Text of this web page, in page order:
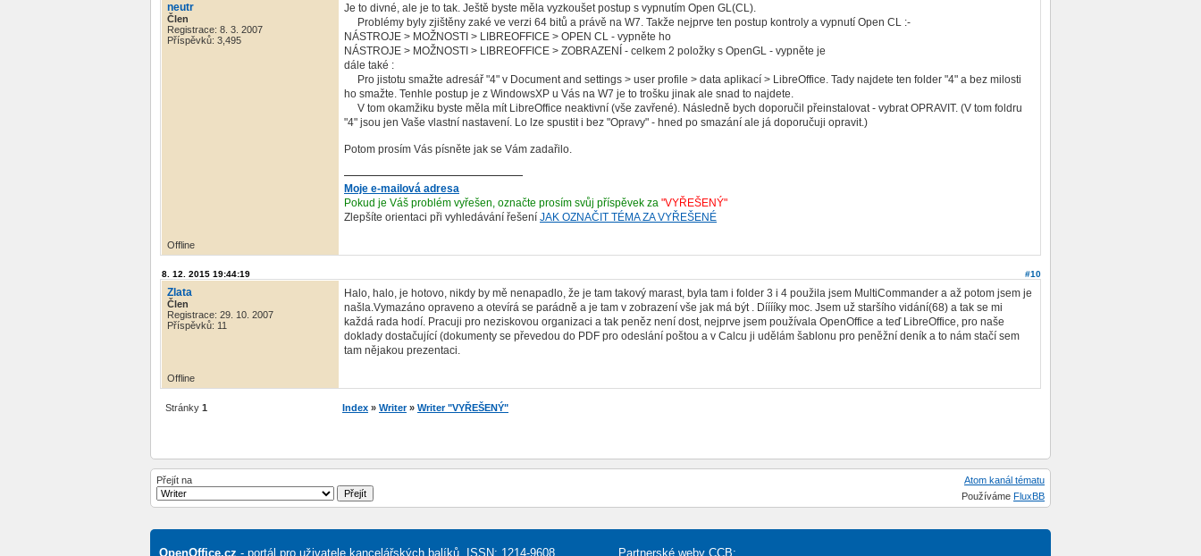
neutr
Člen
Registrace: 8. 3. 2007
Příspěvků: 3,495
Je to divné, ale je to tak. Ještě byste měla vyzkoušet postup s vypnutím Open GL(CL).
Problémy byly zjištěny zaké ve verzi 64 bitů a právě na W7. Takže nejprve ten postup kontroly a vypnutí Open CL :-
NÁSTROJE > MOŽNOSTI > LIBREOFFICE > OPEN CL - vypněte ho
NÁSTROJE > MOŽNOSTI > LIBREOFFICE > ZOBRAZENÍ - celkem 2 položky s OpenGL - vypněte je
dále také :
Pro jistotu smažte adresář "4" v Document and settings > user profile > data aplikací > LibreOffice. Tady najdete ten folder "4" a bez milosti
ho smažte. Tenhle postup je z WindowsXP u Vás na W7 je to trošku jinak ale snad to najdete.
V tom okamžiku byste měla mít LibreOffice neaktivní (vše zavřené). Následně bych doporučil přeinstalovat - vybrat OPRAVIT. (V tom foldru
"4" jsou jen Vaše vlastní nastavení. Lo lze spustit i bez "Opravy" - hned po smazání ale já doporučuji opravit.)
Potom prosím Vás písněte jak se Vám zadařilo.
Moje e-mailová adresa
Pokud je Váš problém vyřešen, označte prosím svůj příspěvek za "VYŘEŠENÝ"
Zlepšíte orientaci při vyhledávání řešení JAK OZNAČIT TÉMA ZA VYŘEŠENÉ
Offline
#10
8. 12. 2015 19:44:19
Zlata
Člen
Registrace: 29. 10. 2007
Příspěvků: 11
Halo, halo, je hotovo, nikdy by mě nenapadlo, že je tam takový marast, byla tam i folder 3 i 4 použila jsem MultiCommander a až potom jsem je
našla.Vymazáno opraveno a otevírá se parádně a je tam v zobrazení vše jak má být . Dííííky moc. Jsem už staršího vidání(68) a tak se mi
každá rada hodí. Pracuji pro neziskovou organizaci a tak peněz není dost, nejprve jsem používala OpenOffice a teď LibreOffice, pro naše
doklady dostačující (dokumenty se převedou do PDF pro odeslání poštou a v Calcu ji udělám šablonu pro peněžní deník a to nám stačí sem
tam nějakou prezentaci.
Offline
Stránky 1 Index » Writer » Writer "VYŘEŠENÝ"
Přejít na
Atom kanál tématu
Používáme FluxBB